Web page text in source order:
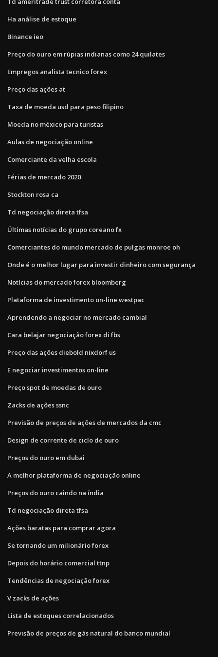
Ha análise de estoque
Binance ieo
Preço do ouro em rúpias indianas como 24 quilates
Empregos analista tecnico forex
Preço das ações at
Taxa de moeda usd para peso filipino
Moeda no méxico para turistas
Aulas de negociação online
Comerciante da velha escola
Férias de mercado 2020
Stockton rosa ca
Td negociação direta tfsa
Últimas notícias do grupo coreano fx
Comerciantes do mundo mercado de pulgas monroe oh
Onde é o melhor lugar para investir dinheiro com segurança
Notícias do mercado forex bloomberg
Plataforma de investimento on-line westpac
Aprendendo a negociar no mercado cambial
Cara belajar negociação forex di fbs
Preço das ações diebold nixdorf us
E negociar investimentos on-line
Preço spot de moedas de ouro
Zacks de ações ssnc
Previsão de preços de ações de mercados da cmc
Design de corrente de ciclo de ouro
Preços do ouro em dubai
A melhor plataforma de negociação online
Preços do ouro caindo na índia
Td negociação direta tfsa
Ações baratas para comprar agora
Se tornando um milionário forex
Depois do horário comercial ttnp
Tendências de negociação forex
V zacks de ações
Lista de estoques correlacionados
Previsão de preços de gás natural do banco mundial